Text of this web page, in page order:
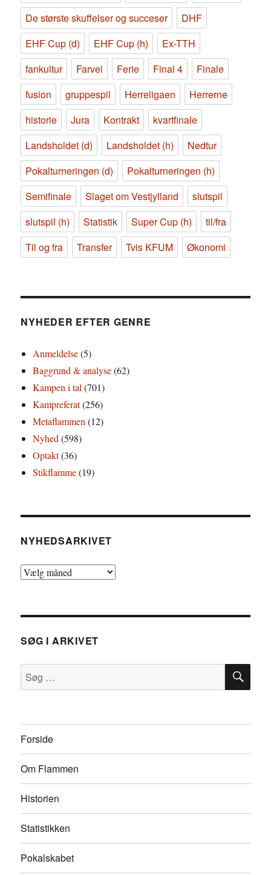
De største skuffelser og succeser
DHF
EHF Cup (d)
EHF Cup (h)
Ex-TTH
fankultur
Farvel Ferie Final 4
Finale
fusion
gruppespil Herreligaen
Herrerne
historie
Jura Kontrakt
kvartfinale
Landsholdet (d)
Landsholdet (h)
Nedtur
Pokalturneringen (d)
Pokalturneringen (h)
Semifinale
Slaget om Vestjylland
slutspil
slutspil (h)
Statistik Super Cup (h)
til/fra
Til og fra
Transfer Tvis KFUM Økonomi
NYHEDER EFTER GENRE
Anmeldelse(5)
Baggrund & analyse(62)
Kampen i tal (701)
Kampreferat(256)
Metaflammen (12)
Nyhed (598)
Optakt(36)
Stikflamme(19)
NYHEDSARKIVET
Nyhedsarkivet
SØG I ARKIVET
Søg
efter:
SØG
Forside
Om Flammen
Historien
Statistikken
Pokalskabet